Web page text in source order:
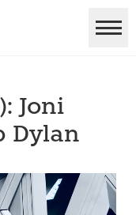
Joni
Dylan